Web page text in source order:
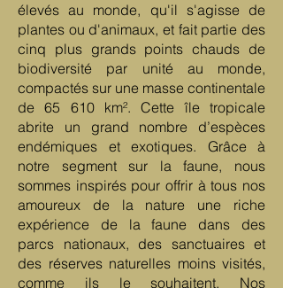
élevés au monde, qu'il s'agisse de
plantes ou d'animaux, et fait partie des
cinq plus grands points chauds de
biodiversité par unité au monde,
compactés sur une masse continentale
de 65 610 km². Cette île tropicale
abrite un grand nombre d’espèces
endémiques et exotiques. Grâce à
notre segment sur la faune, nous
sommes inspirés pour offrir à tous nos
amoureux de la nature une riche
expérience de la faune dans des
parcs nationaux, des sanctuaires et
des réserves naturelles moins visités,
comme ils le souhaitent. Nos